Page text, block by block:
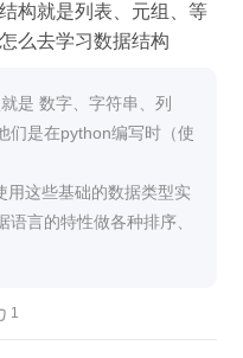
构就是列表、元组、等
么去学习数据结构
是 数字、字符串、列
们是在python编写时（使
用这些基础的数据类型实
言的特性做各种排序、
1